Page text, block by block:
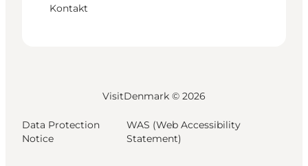
Kontakt
VisitDenmark © 2026
Data Protection
Notice
WAS (Web Accessibility
Statement)